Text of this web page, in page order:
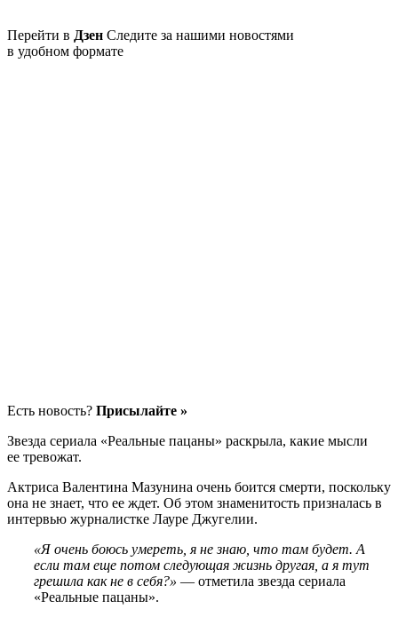
Перейти в Дзен Следите за нашими новостями
в удобном формате
Есть новость? Присылайте »
Звезда сериала «Реальные пацаны» раскрыла, какие мысли
ее тревожат.
Актриса Валентина Мазунина очень боится смерти, поскольку
она не знает, что ее ждет. Об этом знаменитость призналась в
интервью журналистке Лауре Джугелии.
«Я очень боюсь умереть, я не знаю, что там будет. А
если там еще потом следующая жизнь другая, а я тут
грешила как не в себя?» — отметила звезда сериала
«Реальные пацаны».